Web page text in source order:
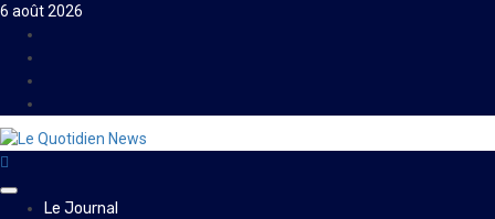
Skip
content
6 août 2026
PrimaryLe Journal